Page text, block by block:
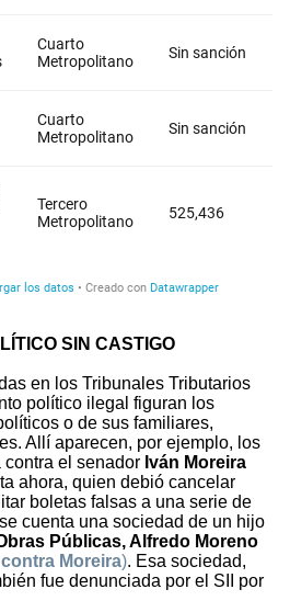
SIN CASTIGO
en los Tribunales Tributarios
político ilegal figuran los
o de sus familiares,
Allí aparecen, por ejemplo, los
el senador Iván Moreira
ahora, quien debió cancelar
boletas falsas a una serie de
cuenta una sociedad de un hijo
Públicas, Alfredo Moreno
Moreira). Esa sociedad,
fue denunciada por el SII por